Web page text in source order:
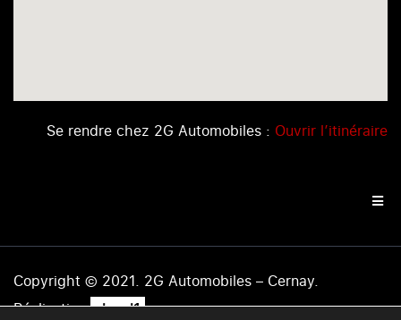
Se rendre chez 2G Automobiles : Ouvrir l’itinéraire
Copyright © 2021. 2G Automobiles – Cernay.
Réalisation .level1